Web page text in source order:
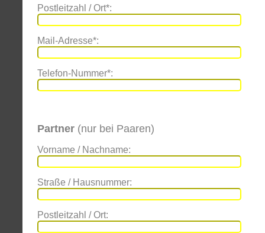
Postleitzahl / Ort*:
Mail-Adresse*:
Telefon-Nummer*:
Partner (nur bei Paaren)
Vorname / Nachname:
Straße / Hausnummer:
Postleitzahl / Ort: